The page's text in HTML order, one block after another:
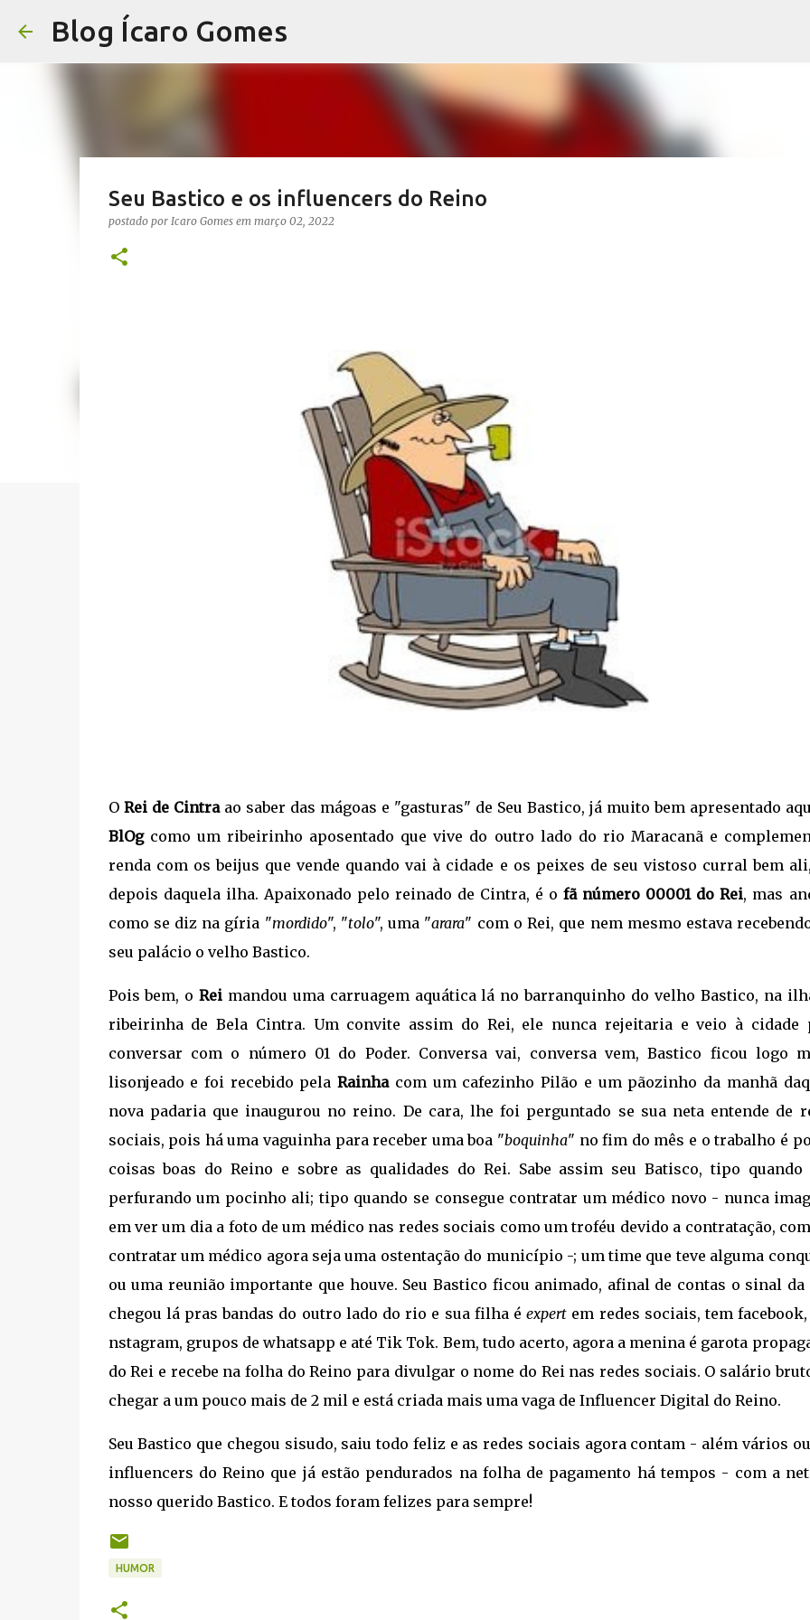
Blog Ícaro Gomes
Seu Bastico e os influencers do Reino
postado por Icaro Gomes em março 02, 2022
O Rei de Cintraao saber das mágoas e "gasturas" de Seu Bastico, já muito bem apresentado
BlOgcomo um ribeirinho aposentado que vive do outro lado do rio Maracanã e
renda com os beijus que vende quando vai à cidade e os peixes de seu vistoso curral bem
depois daquela ilha. Apaixonado pelo reinado de Cintra, é ofã número 00001 do Rei, mas
como se diz na gíria "mordido", "tolo", uma "arara" com o Rei, que nem mesmo estava
seu palácio o velho Bastico.
Pois bem, oRei mandou uma carruagem aquática lá no barranquinho do velho Bastico, na
ribeirinha de Bela Cintra. Um convite assim do Rei, ele nunca rejeitaria e veio à cidade
conversar com o número 01 do Poder. Conversa vai, conversa vem, Bastico ficou logo
lisonjeado e foi recebido pelaRainhacom um cafezinho Pilão e um pãozinho da manhã
nova padaria que inaugurou no reino. De cara, lhe foi perguntado se sua neta entende de
sociais, pois há uma vaguinha para receber uma boa "boquinha" no fim do mês e o trabalho é
coisas boas do Reino e sobre as qualidades do Rei. Sabe assim seu Batisco, tipo quando
perfurando um pocinho ali; tipo quando se consegue contratar um médico novo - nunca
em ver um dia a foto de um médico nas redes sociais como um troféu devido a contratação,
contratar um médico agora seja uma ostentação do município -; um time que teve alguma
ou uma reunião importante que houve. Seu Bastico ficou animado, afinal de contas o sinal
chegou lá pras bandas do outro lado do rio e sua filha éexpert em redes sociais, tem
nstagram, grupos de whatsapp e até Tik Tok. Bem, tudo acerto, agora a menina é garota
do Rei e recebe na folha do Reino para divulgar o nome do Rei nas redes sociais. O salário
chegar a um pouco mais de 2 mil e está criada mais uma vaga de Influencer Digital do Reino.
Seu Bastico que chegou sisudo, saiu todo feliz e as redes sociais agora contam - além vários
influencers do Reino que já estão pendurados na folha de pagamento há tempos - com a
nosso querido Bastico. E todos foram felizes para sempre!
HUMOR